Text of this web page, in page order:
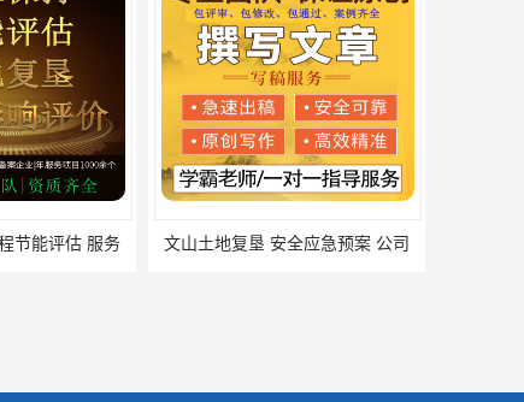
应急预案 公司 赤峰市水土保持方案 防洪影响评价 公司